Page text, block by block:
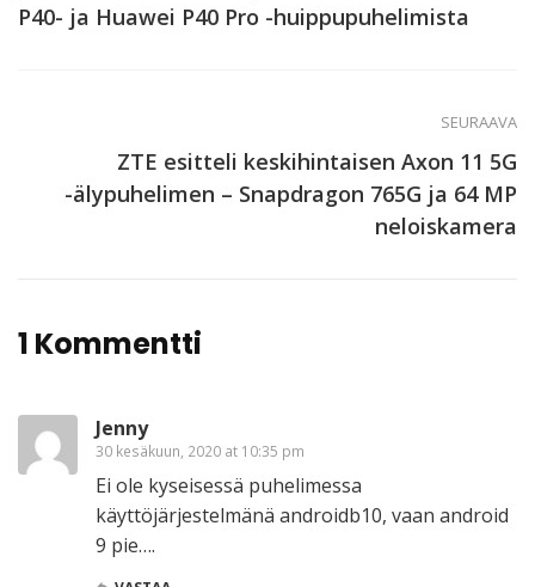
P40- ja Huawei P40 Pro -huippupuhelimista
SEURAAVA
ZTE esitteli keskihintaisen Axon 11 5G
-älypuhelimen – Snapdragon 765G ja 64 MP
neloiskamera
1 Kommentti
Jenny
30 kesäkuun, 2020 at 10:35 pm
Ei ole kyseisessä puhelimessa
käyttöjärjestelmänä androidb10, vaan android
9 pie….